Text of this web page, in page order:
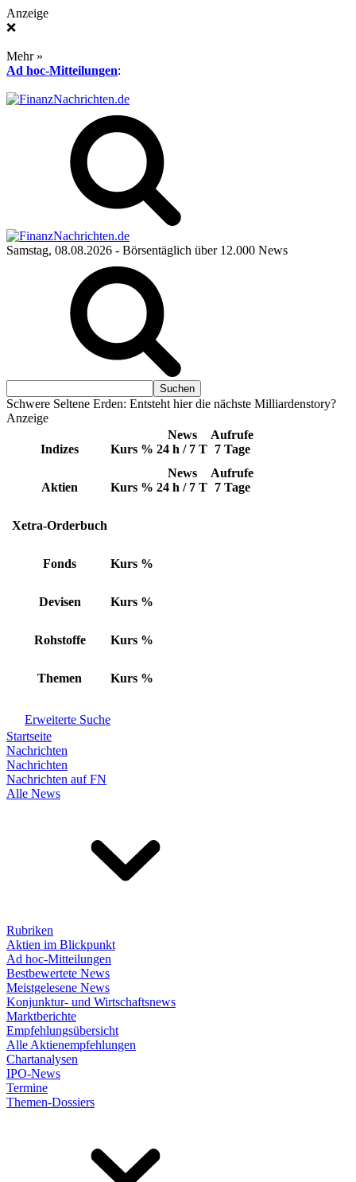
Anzeige
❌
Mehr »
Ad hoc-Mitteilungen:
Samstag, 08.08.2026 - Börsentäglich über 12.000 News
Schwere Seltene Erden: Entsteht hier die nächste Milliardenstory?
Anzeige
Indizes Kurs %
News
24 h / 7 T
Aufrufe
7 Tage
Aktien Kurs %
News
24 h / 7 T
Aufrufe
7 Tage
Xetra-Orderbuch
Fonds Kurs %
Devisen Kurs %
Rohstoffe Kurs %
Themen Kurs %
Erweiterte Suche
Startseite
Nachrichten
Nachrichten
Nachrichten auf FN
Alle News
Rubriken
Aktien im Blickpunkt
Ad hoc-Mitteilungen
Bestbewertete News
Meistgelesene News
Konjunktur- und Wirtschaftsnews
Marktberichte
Empfehlungsübersicht
Alle Aktienempfehlungen
Chartanalysen
IPO-News
Termine
Themen-Dossiers